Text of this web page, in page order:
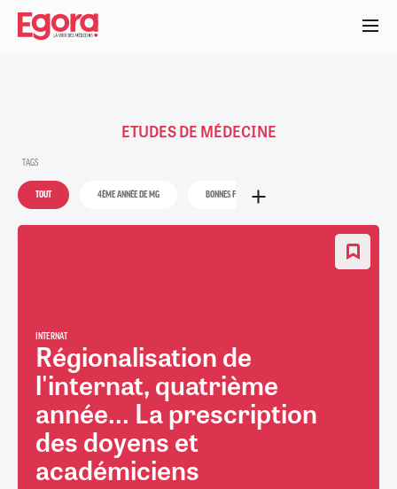
Aller
contenu
ETUDES DE MÉDECINE
TAGS
TOUT 4ÈME ANNÉE DE MG BONNES FEUILLES
INTERNAT
Régionalisation de
l'internat, quatrième
année... La prescription
des doyens et
académiciens